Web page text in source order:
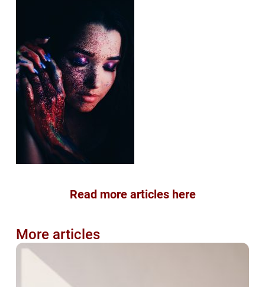
Read more articles here
More articles